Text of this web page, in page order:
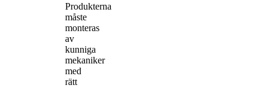
Produkterna
måste
monteras
av
kunniga
mekaniker
med
rätt